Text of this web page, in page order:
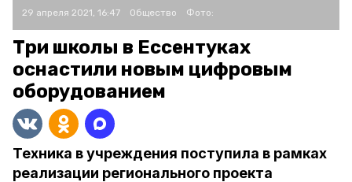
29 апреля 2021, 16:47 Общество Фото:
Три школы в Ессентуках
оснастили новым цифровым
оборудованием
Техника в учреждения поступила в рамках
реализации регионального проекта